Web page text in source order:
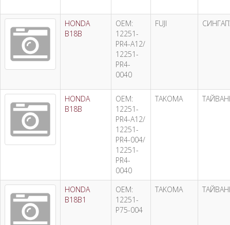
HONDA
B18B
OEM:
12251-
PR4-A12/
12251-
PR4-
0040
FUJI
HONDA
B18B
OEM:
12251-
PR4-A12/
12251-
PR4-004/
12251-
PR4-
0040
TAKOMA
HONDA
B18B1
OEM:
12251-
P75-004
TAKOMA